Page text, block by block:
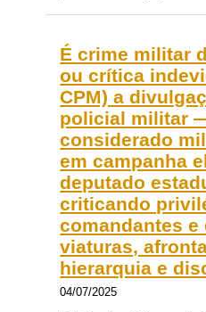
É crime militar
ou crítica
CPM) a
policial militar
considerado
em campanha
deputado
criticando
comandantes e
viaturas,
hierarquia e
04/07/2025